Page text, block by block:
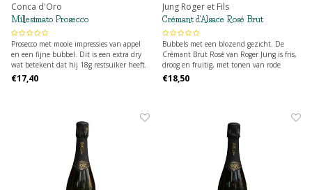
Conca d'Oro
Millesimato Prosecco
Prosecco met mooie impressies van appel
en een fijne bubbel. Dit is een extra dry
wat betekent dat hij 18g restsuiker heeft.
Hij heeft dus dat typisch "zoetje" van een
prosecco maar het blijft mooi in balans.
€17,40
Jung Roger et Fils
Crémant d'Alsace Rosé Brut
Bubbels met een blozend gezicht. De
Crémant Brut Rosé van Roger Jung is fris,
droog en fruitig, met tonen van rode
besjes en aardbei. Feestelijk zonder franje,
ideaal als aperitief of bij een dessert.
€18,50